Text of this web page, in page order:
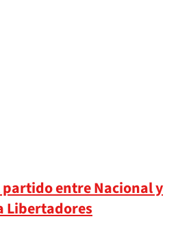
partido entre Nacional y
Libertadores